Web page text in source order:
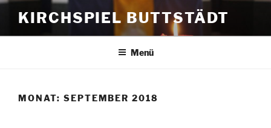
Zum
Inhalt
springen
KIRCHSPIEL BUTTSTÄDT
Menü
MONAT: SEPTEMBER 2018